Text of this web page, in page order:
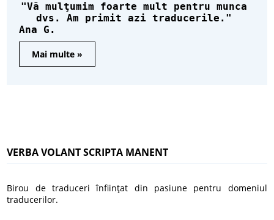
Vă mulţumim foarte mult pentru munca
dvs. Am primit azi traducerile.
Ana G.
Mai multe »
VERBA VOLANT SCRIPTA MANENT
Birou de traduceri înfiinţat din pasiune pentru domeniul
traducerilor.